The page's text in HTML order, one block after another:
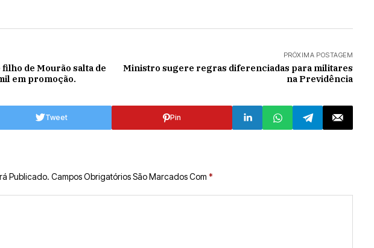
de Mourão salta de
em promoção.
PRÓXIMA POSTAGEM
Ministro sugere regras diferenciadas para militares
na Previdência
Tweet Pin
Publicado. Campos Obrigatórios São Marcados Com *